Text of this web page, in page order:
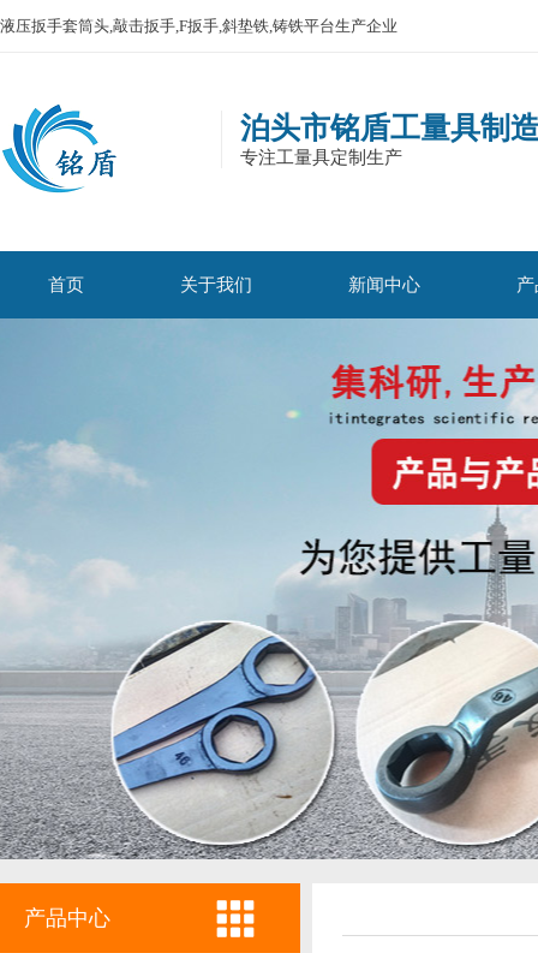
液压扳手套筒头,敲击扳手,F扳手,斜垫铁,铸铁平台生产企业
泊头市铭盾工量具制
专注工量具定制生产
首页 关于我们 新闻中心
产品中心